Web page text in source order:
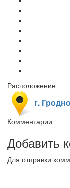
Расположение
г.
Комментарии
Добавить
Для отправки